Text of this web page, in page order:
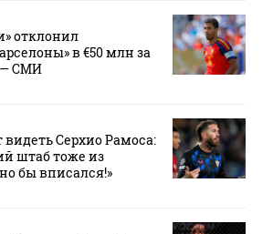
отклонил
в €50 млн за
— СМИ
видеть Серхио Рамоса:
штаб тоже из
бы вписался!»